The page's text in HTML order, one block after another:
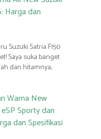
Harga dan
Suzuki Satria F150
Saya suka banget
dan hitamnya,
Warna New
Sporty dan
dan Spesifikasi